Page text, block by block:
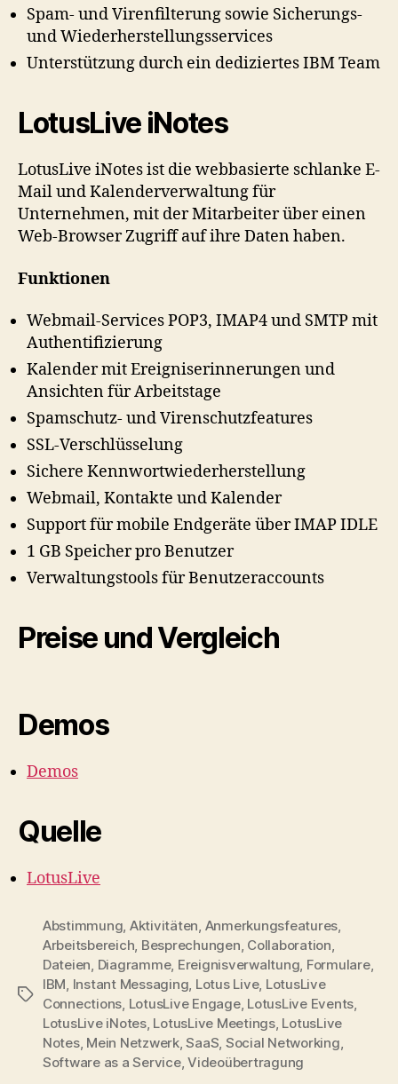
Spam- und Virenfilterung sowie Sicherungs-
und Wiederherstellungsservices
Unterstützung durch ein dediziertes IBM Team
LotusLive iNotes
LotusLive iNotes ist die webbasierte schlanke E-
Mail und Kalenderverwaltung für
Unternehmen, mit der Mitarbeiter über einen
Web-Browser Zugriff auf ihre Daten haben.
Funktionen
Webmail-Services POP3, IMAP4 und SMTP mit
Authentifizierung
Kalender mit Ereigniserinnerungen und
Ansichten für Arbeitstage
Spamschutz- und Virenschutzfeatures
SSL-Verschlüsselung
Sichere Kennwortwiederherstellung
Webmail, Kontakte und Kalender
Support für mobile Endgeräte über IMAP IDLE
1 GB Speicher pro Benutzer
Verwaltungstools für Benutzeraccounts
Preise und Vergleich
Demos
Demos
Quelle
LotusLive
Tags
Abstimmung Aktivitäten Anmerkungsfeatures
Arbeitsbereich Besprechungen Collaboration
Dateien Diagramme, Ereignisverwaltung Formulare,
IBM Instant Messaging Lotus Live, LotusLive
Connections LotusLive Engage, LotusLive Events
LotusLive iNotes, LotusLive Meetings, LotusLive
Notes, Mein Netzwerk,SaaS Social Networking
Software as a Service,Videoübertragung